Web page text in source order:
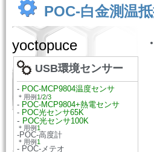
POC-白金測温
yoctopuce
USB環境センサー
- POC-MCP9804温度センサ
＊用例1/2/3
- POC-MCP9804+熱電センサ
- POC光センサ65K
- POC光センサ100K
＊用例1
-POC-高度計
＊用例1
- POC-メテオ